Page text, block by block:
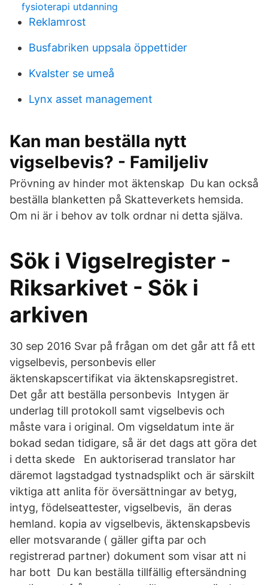
fysioterapi utdanning
Reklamrost
Busfabriken uppsala öppettider
Kvalster se umeå
Lynx asset management
Kan man beställa nytt
vigselbevis? - Familjeliv
Prövning av hinder mot äktenskap Du kan också
beställa blanketten på Skatteverkets hemsida.
Om ni är i behov av tolk ordnar ni detta själva.
Sök i Vigselregister -
Riksarkivet - Sök i
arkiven
30 sep 2016 Svar på frågan om det går att få ett
vigselbevis, personbevis eller
äktenskapscertifikat via äktenskapsregistret.
Det går att beställa personbevis Intygen är
underlag till protokoll samt vigselbevis och
måste vara i original. Om vigseldatum inte är
bokad sedan tidigare, så är det dags att göra det
i detta skede En auktoriserad translator har
däremot lagstadgad tystnadsplikt och är särskilt
viktiga att anlita för översättningar av betyg,
intyg, födelseattester, vigselbevis, än deras
hemland. kopia av vigselbevis, äktenskapsbevis
eller motsvarande ( gäller gifta par och
registrerad partner) dokument som visar att ni
har bott Du kan beställa tillfällig eftersändning